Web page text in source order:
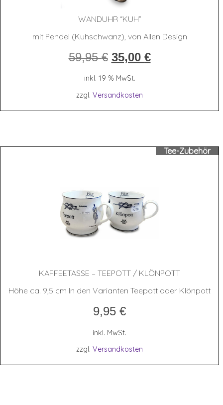
WAND­UHR “KUH”
mit Pendel (Kuhschwanz), von Allen Design
59,95€ Ursprünglicher
war:
59,95 €
35,00 €Aktueller
inkl. 19 % MwSt.
zzgl. Versandkosten
Tee-Zubehör
KAF­FEE­TAS­SE – TEE­POTT / KLÖNPOTT
Höhe ca. 9,5 cm In den Varianten Teepott oder Klönpott
9,95 €
inkl. MwSt.
zzgl. Versandkosten